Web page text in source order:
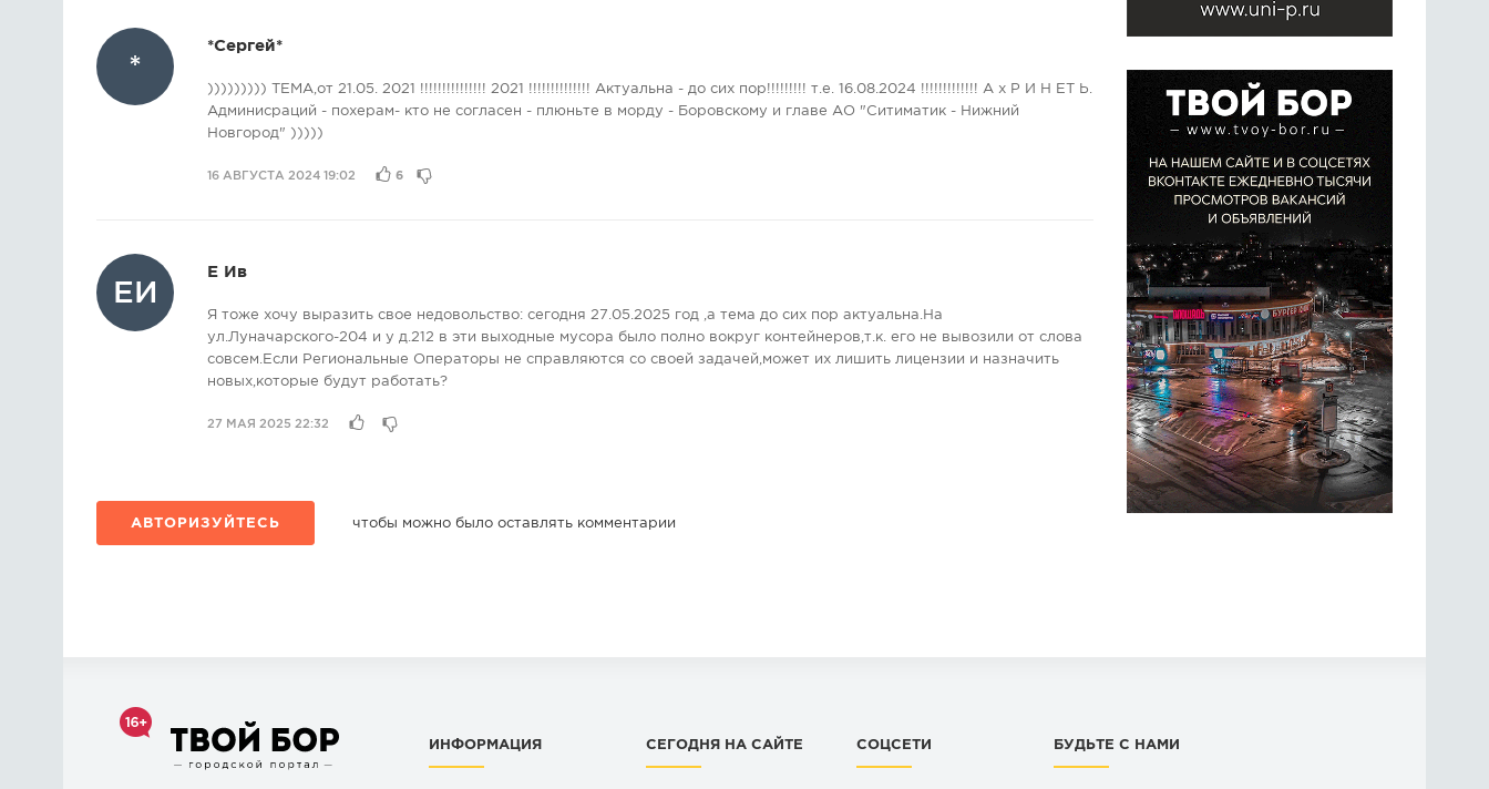
*
*Сергей*
))))))))) ТЕМА,от 21.05. 2021 !!!!!!!!!!!!!!! 2021 !!!!!!!!!!!!!! Актуальна - до сих пор!!!!!!!!! т.е. 16.08.2024 !!!!!!!!!!!!! А х Р И Н ЕТ Ь.
Админисраций - похерам- кто не согласен - плюньте в морду - Боровскому и главе АО "Ситиматик - Нижний
Новгород" )))))
16 АВГУСТА 2024 19:02 6
ЕИ
Е Ив
Я тоже хочу выразить свое недовольство: сегодня 27.05.2025 год ,а тема до сих пор актуальна.На
ул.Луначарского-204 и у д.212 в эти выходные мусора было полно вокруг контейнеров,т.к. его не вывозили от слова
совсем.Если Региональные Операторы не справляются со своей задачей,может их лишить лицензии и назначить
новых,которые будут работать?
27 МАЯ 2025 22:32
АВТОРИЗУЙТЕСЬ чтобы можно было оставлять комментарии
ИНФОРМАЦИЯ СЕГОДНЯ НА САЙТЕ СОЦСЕТИ БУДЬТЕ С НАМИ